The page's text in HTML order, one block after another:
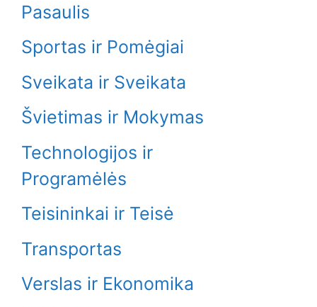
Pasaulis
Sportas ir Pomėgiai
Sveikata ir Sveikata
Švietimas ir Mokymas
Technologijos ir
Programėlės
Teisininkai ir Teisė
Transportas
Verslas ir Ekonomika